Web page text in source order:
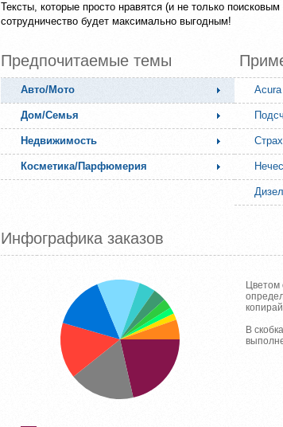
Тексты, которые просто нравятся (и не только
сотрудничество будет максимально выгодным!
Предпочитаемые темы
Авто/Мото Acura
Дом/Семья
Недвижимость
Косметика/Парфюмерия
Инфографика заказов
Цветом
В